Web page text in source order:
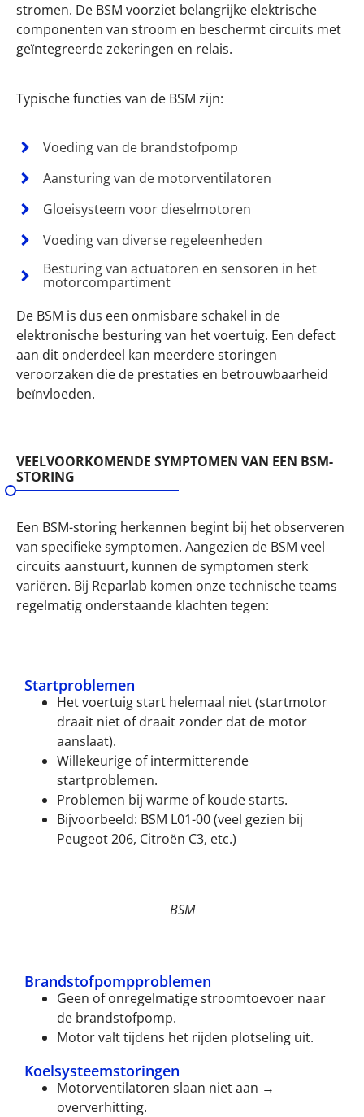
stromen. De BSM voorziet belangrijke elektrische
componenten van stroom en beschermt circuits met
geïntegreerde zekeringen en relais.
Typische functies van de BSM zijn:
Voeding van de brandstofpomp
Aansturing van de motorventilatoren
Gloeisysteem voor dieselmotoren
Voeding van diverse regeleenheden
Besturing van actuatoren en sensoren in het
motorcompartiment
De BSM is dus een onmisbare schakel in de
elektronische besturing van het voertuig. Een defect
aan dit onderdeel kan meerdere storingen
veroorzaken die de prestaties en betrouwbaarheid
beïnvloeden.
VEELVOORKOMENDE SYMPTOMEN VAN EEN BSM-
STORING
Een BSM-storing herkennen begint bij het observeren
van specifieke symptomen. Aangezien de BSM veel
circuits aanstuurt, kunnen de symptomen sterk
variëren. Bij Reparlab komen onze technische teams
regelmatig onderstaande klachten tegen:
Startproblemen
Het voertuig start helemaal niet (startmotor
draait niet of draait zonder dat de motor
aanslaat).
Willekeurige of intermitterende
startproblemen.
Problemen bij warme of koude starts.
Bijvoorbeeld: BSM L01-00 (veel gezien bij
Peugeot 206, Citroën C3, etc.)
BSM
Brandstofpompproblemen
Geen of onregelmatige stroomtoevoer naar
de brandstofpomp.
Motor valt tijdens het rijden plotseling uit.
Koelsysteemstoringen
Motorventilatoren slaan niet aan →
oververhitting.